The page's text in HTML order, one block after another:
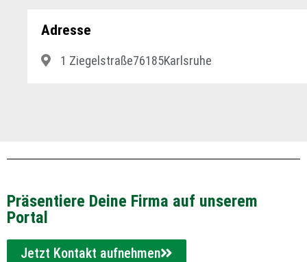
Adresse
1 Ziegelstraße76185Karlsruhe
Präsentiere Deine Firma auf unserem
Portal
Jetzt Kontakt aufnehmen